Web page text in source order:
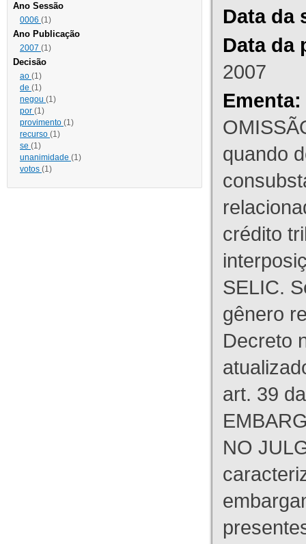
Ano Sessão
0006 (1)
Ano Publicação
2007 (1)
Decisão
ao (1)
de (1)
negou (1)
por (1)
provimento (1)
recurso (1)
se (1)
unanimidade (1)
votos (1)
Data da
Data da
2007
Ementa:
quando
crédito
SELIC.
gênero
Decreto
art. 39
NO